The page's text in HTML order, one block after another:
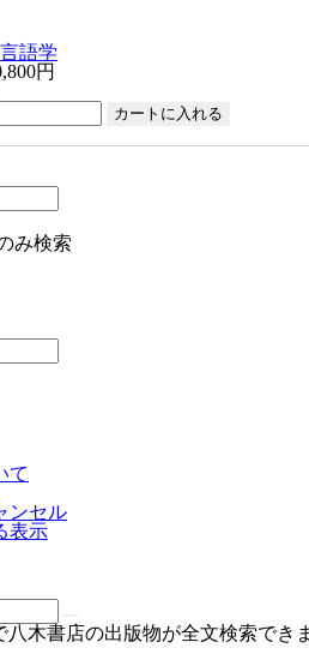
言語学
円
み検索
て
ンセル
表示
八木書店の出版物が全文検索でき